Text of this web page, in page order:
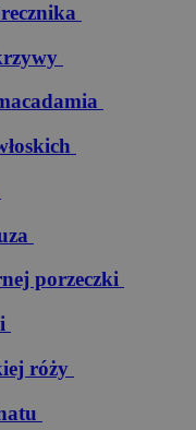
porzeczki
róży